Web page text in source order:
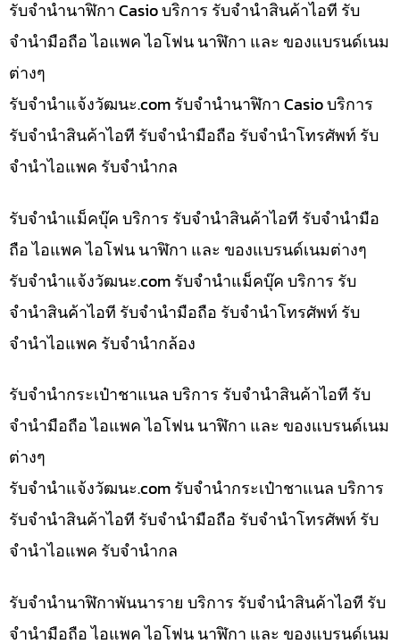
รับจำนำนาฬิกา Casio บริการ รับจำนำสินค้าไอที รับ
จำนำมือถือ ไอแพค ไอโฟน นาฬิกา และ ของแบรนด์เนม
ต่างๆ
รับจํานําแจ้งวัฒนะ.com รับจำนำนาฬิกา Casio บริการ
รับจำนำสินค้าไอที รับจำนำมือถือ รับจำนำโทรศัพท์ รับ
จำนำไอแพค รับจำนำกล
รับจำนำแม็คบุ๊ค บริการ รับจำนำสินค้าไอที รับจำนำมือ
ถือ ไอแพค ไอโฟน นาฬิกา และ ของแบรนด์เนมต่างๆ
รับจํานําแจ้งวัฒนะ.com รับจำนำแม็คบุ๊ค บริการ รับ
จำนำสินค้าไอที รับจำนำมือถือ รับจำนำโทรศัพท์ รับ
จำนำไอแพค รับจำนำกล้อง
รับจำนำกระเป๋าชาแนล บริการ รับจำนำสินค้าไอที รับ
จำนำมือถือ ไอแพค ไอโฟน นาฬิกา และ ของแบรนด์เนม
ต่างๆ
รับจํานําแจ้งวัฒนะ.com รับจำนำกระเป๋าชาแนล บริการ
รับจำนำสินค้าไอที รับจำนำมือถือ รับจำนำโทรศัพท์ รับ
จำนำไอแพค รับจำนำกล
รับจำนำนาฬิกาพันนาราย บริการ รับจำนำสินค้าไอที รับ
จำนำมือถือ ไอแพค ไอโฟน นาฬิกา และ ของแบรนด์เนม